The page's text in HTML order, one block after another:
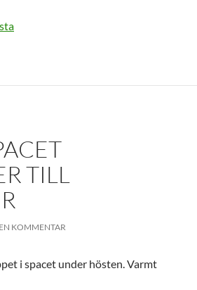
TILL
KOMMENTAR
i spacet under hösten. Varmt